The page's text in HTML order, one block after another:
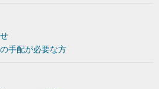
手配が必要な方